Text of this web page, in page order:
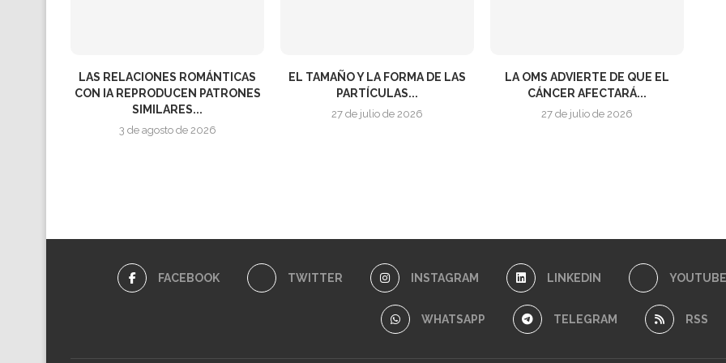
LAS RELACIONES ROMÁNTICAS
CON IA REPRODUCEN PATRONES
SIMILARES...
3 de agosto de 2026
EL TAMAÑO Y LA FORMA DE LAS
PARTÍCULAS...
27 de julio de 2026
LA OMS ADVIERTE DE QUE EL
CÁNCER AFECTARÁ...
27 de julio de 2026
FACEBOOK TWITTER INSTAGRAM LINKEDIN YOUTUBE
WHATSAPP TELEGRAM RSS